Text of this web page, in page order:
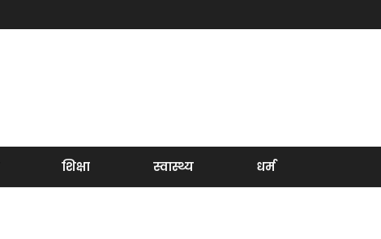
शिक्षा स्वास्थ्य धर्म